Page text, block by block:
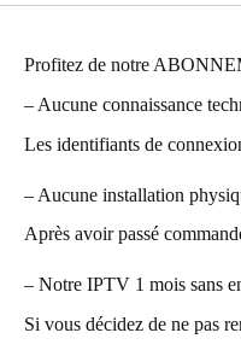
Profitez de notre
– Aucune connaissance
Les identifiants de
– Aucune installation
Après avoir passé
– Notre IPTV 1 mois sans
Si vous décidez de ne pas